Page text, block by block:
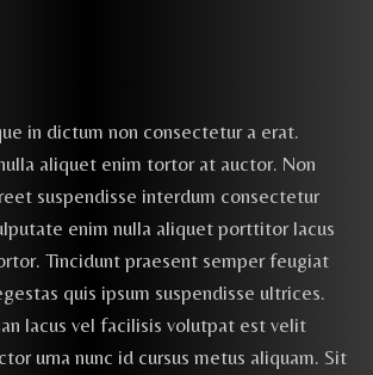
in dictum non consectetur a erat.
aliquet enim tortor at auctor. Non
suspendisse interdum consectetur
enim nulla aliquet porttitor lacus
Tincidunt praesent semper feugiat
quis ipsum suspendisse ultrices.
lacus vel facilisis volutpat est velit
urna nunc id cursus metus aliquam. Sit